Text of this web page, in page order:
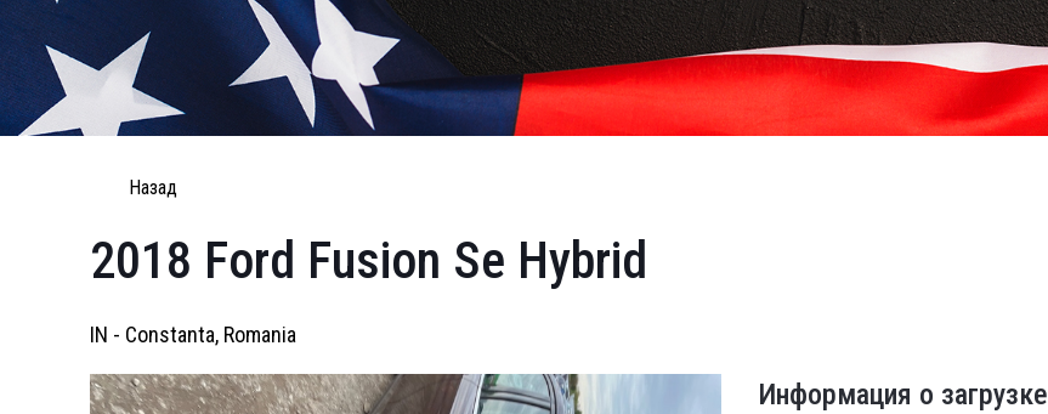
Назад
2018 Ford Fusion Se Hybrid
IN - Constanta, Romania
Информация о загрузке